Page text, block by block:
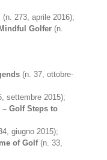
(n. 273, aprile 2016);
Golfer (n.
(n. 37, ottobre-
settembre 2015);
– Golf Steps to
giugno 2015);
of Golf(n. 33,